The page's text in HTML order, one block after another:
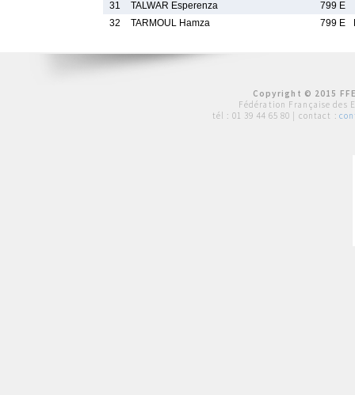
31
TALWAR Esperenza 799 E
32
TARMOUL Hamza 799 E
Copyright © 2015
Fédération Française des
tél : 01 39 44 65 80 | contact :